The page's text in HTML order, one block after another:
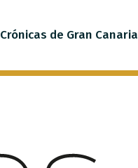
Crónicas de Gran Canaria